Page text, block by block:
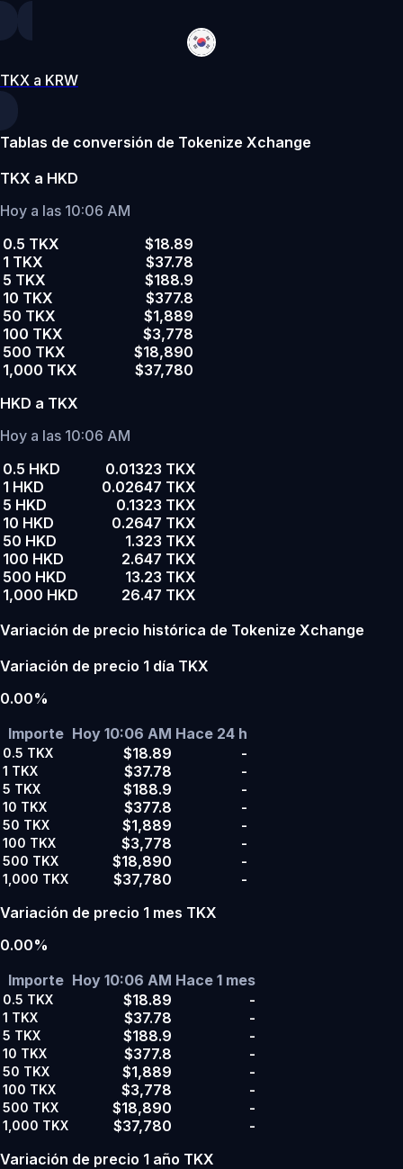
TKX a KRW
Tablas de conversión de Tokenize Xchange
TKX a HKD
Hoy a las 10:06 AM
0.5 TKX
$18.89
1 TKX
$37.78
5 TKX
$188.9
10 TKX
$377.8
50 TKX
$1,889
100 TKX
$3,778
500 TKX
$18,890
1,000 TKX
$37,780
HKD a TKX
Hoy a las 10:06 AM
0.5 HKD
0.01323 TKX
1 HKD
0.02647 TKX
5 HKD
0.1323 TKX
10 HKD
0.2647 TKX
50 HKD
1.323 TKX
100 HKD
2.647 TKX
500 HKD
13.23 TKX
1,000 HKD
26.47 TKX
Variación de precio histórica de Tokenize Xchange
Variación de precio 1 día TKX
0.00%
Importe Hoy 10:06 AM Hace 24 h
0.5 TKX $18.89 -
1 TKX $37.78 -
5 TKX $188.9 -
10 TKX $377.8 -
50 TKX $1,889 -
100 TKX $3,778 -
500 TKX $18,890 -
1,000 TKX $37,780
-
Variación de precio 1 mes TKX
0.00%
Importe Hoy 10:06 AM Hace 1 mes
0.5 TKX $18.89 -
1 TKX $37.78 -
5 TKX $188.9 -
10 TKX $377.8 -
50 TKX $1,889 -
100 TKX $3,778 -
500 TKX $18,890 -
1,000 TKX $37,780
-
Variación de precio 1 año TKX